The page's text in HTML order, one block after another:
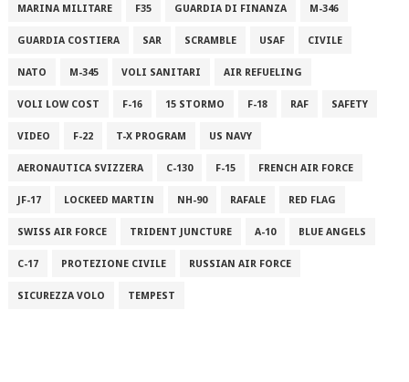
MARINA MILITARE F35 GUARDIA DI FINANZA M-346
GUARDIA COSTIERA SAR SCRAMBLE USAF CIVILE
NATO M-345 VOLI SANITARI AIR REFUELING
VOLI LOW COST F-16 15 STORMO F-18 RAF SAFETY
VIDEO F-22 T-X PROGRAM US NAVY
AERONAUTICA SVIZZERA C-130 F-15 FRENCH AIR FORCE
JF-17 LOCKEED MARTIN NH-90 RAFALE RED FLAG
SWISS AIR FORCE TRIDENT JUNCTURE A-10 BLUE ANGELS
C-17 PROTEZIONE CIVILE RUSSIAN AIR FORCE
SICUREZZA VOLO TEMPEST